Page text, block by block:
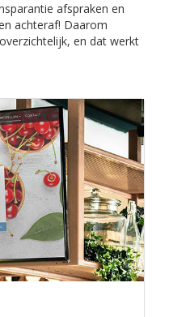
afspraken en
achteraf! Daarom
en dat werkt